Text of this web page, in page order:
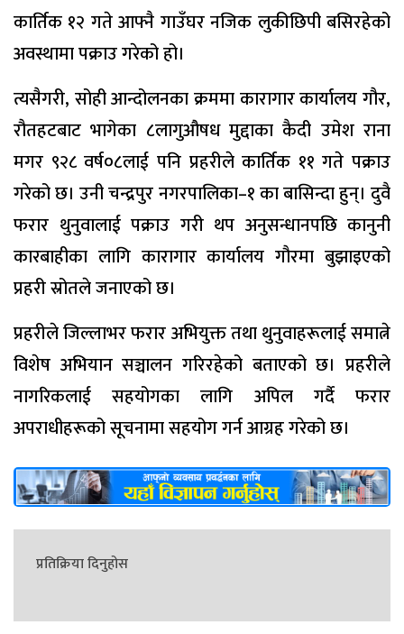
कार्तिक १२ गते आफ्नै गाउँघर नजिक लुकीछिपी बसिरहेको
अवस्थामा पक्राउ गरेको हो।
त्यसैगरी, सोही आन्दोलनका क्रममा कारागार कार्यालय गौर,
रौतहटबाट भागेका ८लागुऔषध मुद्दाका कैदी उमेश राना
मगर ९२८ वर्ष०८लाई पनि प्रहरीले कार्तिक ११ गते पक्राउ
गरेको छ। उनी चन्द्रपुर नगरपालिका–१ का बासिन्दा हुन्। दुवै
फरार थुनुवालाई पक्राउ गरी थप अनुसन्धानपछि कानुनी
कारबाहीका लागि कारागार कार्यालय गौरमा बुझाइएको
प्रहरी स्रोतले जनाएको छ।
प्रहरीले जिल्लाभर फरार अभियुक्त तथा थुनुवाहरूलाई समात्ने
विशेष अभियान सञ्चालन गरिरहेको बताएको छ। प्रहरीले
नागरिकलाई सहयोगका लागि अपिल गर्दै फरार
अपराधीहरूको सूचनामा सहयोग गर्न आग्रह गरेको छ।
प्रतिक्रिया दिनुहोस